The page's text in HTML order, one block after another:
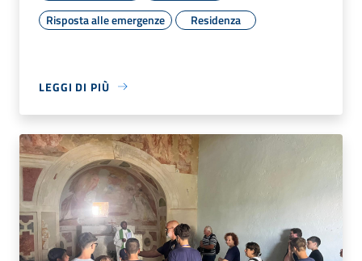
Risposta alle emergenze
Residenza
LEGGI DI PIÙ